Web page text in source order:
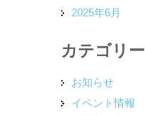
2025年6月
カテゴリー
お知らせ
イベント情報